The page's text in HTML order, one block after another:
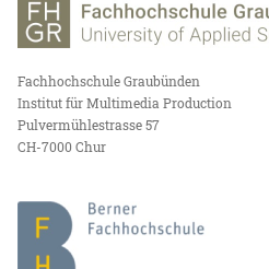
Fachhochschule Graubünden
Institut für Multimedia Production
Pulvermühlestrasse 57
CH-7000 Chur